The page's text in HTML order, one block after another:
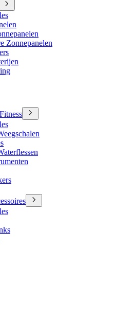
Zonnepanelen